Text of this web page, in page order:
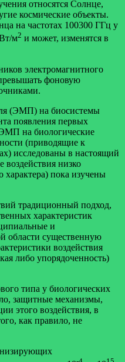
относятся Солнце,
космические объекты.
на частотах 100300 ГГц у
м2 и может, изменятся в
электромагнитного
фоновую
(ЭМП) на биосистемы
появления первых
на биологические
(приводящие к
исследованы в настоящий
воздействия низко
пока изучены
традиционный подход,
характеристик
и
области существенную
воздействия
либо упорядоченность)
типа у биологических
защитные механизмы,
этого воздействия, в
как правило, не